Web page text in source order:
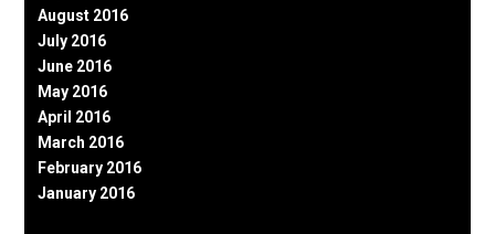
August 2016
July 2016
June 2016
May 2016
April 2016
March 2016
February 2016
January 2016